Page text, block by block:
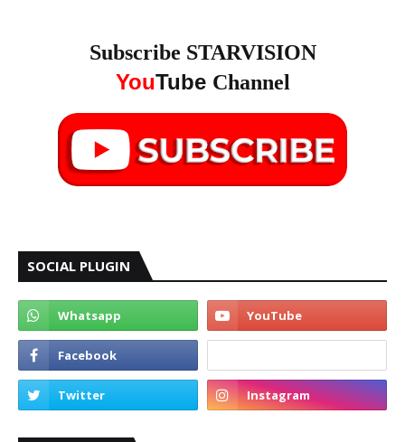
Subscribe STARVISION
YouTube Channel
SOCIAL PLUGIN